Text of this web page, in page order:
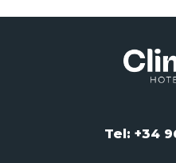
Tel: +34